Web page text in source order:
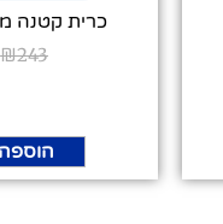
כרית קטנה
₪243